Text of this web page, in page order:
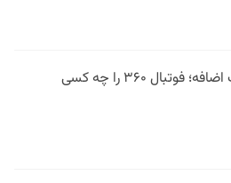
فیلتر در وقت اضافه؛ فوتبال ۳۶۰ را چه کسی